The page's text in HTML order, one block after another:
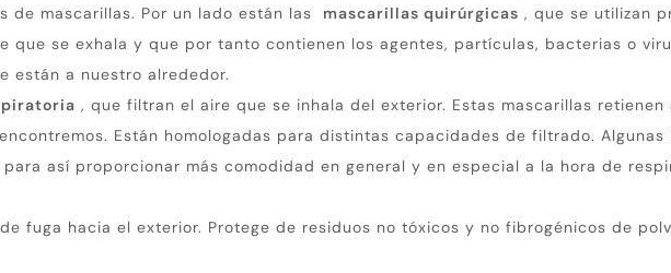
de mascarillas. Por un lado están las mascarillas quirúrgicas , que se utilizan
que se exhala y que por tanto contienen los agentes, partículas, bacterias o
están a nuestro alrededor.
, que filtran el aire que se inhala del exterior. Estas mascarillas
Están homologadas para distintas capacidades de filtrado. Algunas
así proporcionar más comodidad en general y en especial a la hora de
fuga hacia el exterior. Protege de residuos no tóxicos y no fibrogénicos de